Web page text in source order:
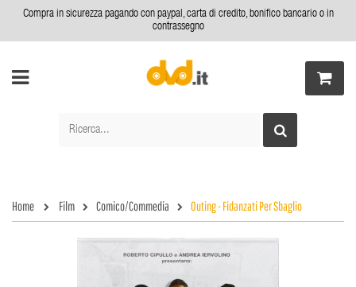
Compra in sicurezza pagando con paypal, carta di credito, bonifico bancario o in
contrassegno
Home Film Comico/Commedia Outing - Fidanzati Per Sbaglio